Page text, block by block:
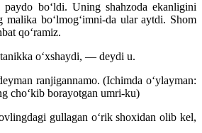
paydo boʻldi. Uning shahzoda ekanligini
malika boʻlmogʻimni-da ular aytdi. Shom
qoʻramiz.
oʻxshaydi, — deydi u.
ranjigannamo. (Ichimda oʻylayman:
choʻkib borayotgan umri-ku)
gullagan oʻrik shoxidan olib kel,